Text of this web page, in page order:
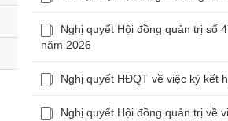
Nghị quyết Hội đồng quản trị số
năm 2026
Nghị quyết HĐQT về việc ký kết
Nghị quyết Hội đồng quản trị về